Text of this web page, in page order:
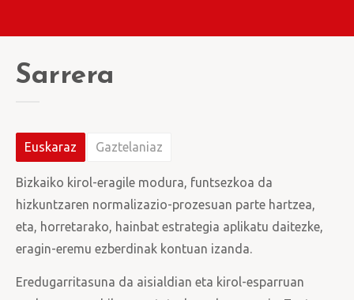
Sarrera
Euskaraz Gaztelaniaz
Bizkaiko kirol-eragile modura, funtsezkoa da
hizkuntzaren normalizazio-prozesuan parte hartzea,
eta, horretarako, hainbat estrategia aplikatu daitezke,
eragin-eremu ezberdinak kontuan izanda.
Eredugarritasuna da aisialdian eta kirol-esparruan